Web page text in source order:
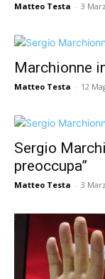
Matteo Testa - 3
Marchionne
Matteo Testa - 12
Sergio
preoccupa”
Matteo Testa - 3